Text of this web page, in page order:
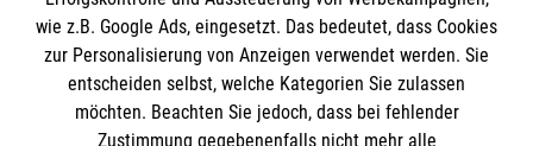
Datenschutz
Kontakt
Barrierefreiheit
Die Malteser
Malteser in Deutschland
wie z.B. Google Ads, eingesetzt. Das bedeutet, dass Cookies
zur Personalisierung von Anzeigen verwendet werden. Sie
entscheiden selbst, welche Kategorien Sie zulassen
möchten. Beachten Sie jedoch, dass bei fehlender
Zustimmung gegebenenfalls nicht mehr alle